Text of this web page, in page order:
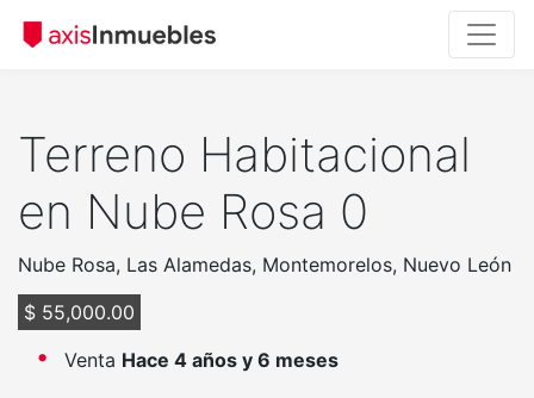
Terreno Habitacional
en Nube Rosa 0
Nube Rosa, Las Alamedas, Montemorelos, Nuevo León
$ 55,000.00
Venta Hace 4 años y 6 meses